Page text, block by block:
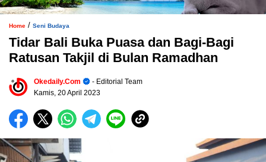
Home / Seni Budaya
Tidar Bali Buka Puasa dan Bagi-Bagi
Ratusan Takjil di Bulan Ramadhan
Okedaily.com
- Editorial Team
Kamis, 20 April 2023